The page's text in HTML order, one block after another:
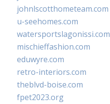
johnlscotthometeam.com
u-seehomes.com
watersportslagonissi.com
mischieffashion.com
eduwyre.com
retro-interiors.com
theblvd-boise.com
fpet2023.org